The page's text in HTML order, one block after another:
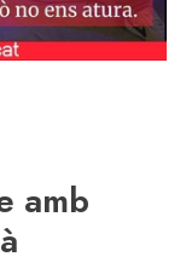
amb